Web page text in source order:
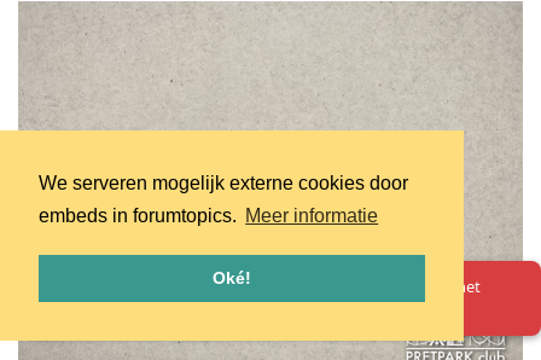
We serveren mogelijk externe cookies door
embeds in forumtopics. Meer informatie
Oké!
Oeps! Er is iets misgegaan. Herlaad de pagina en probeer het
opnieuw.